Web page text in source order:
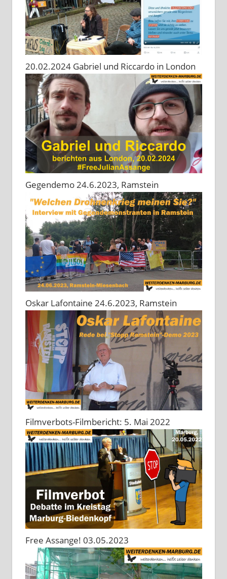
20.02.2024 Gabriel und Riccardo in London
Gegendemo 24.6.2023, Ramstein
Oskar Lafontaine 24.6.2023, Ramstein
Filmverbots-Filmbericht: 5. Mai 2022
Free Assange! 03.05.2023